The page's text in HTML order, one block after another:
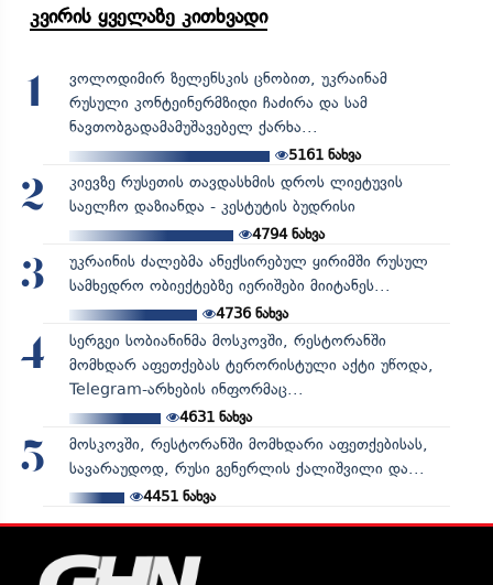
კვირის ყველაზე კითხვადი
1
ვოლოდიმირ ზელენსკის ცნობით, უკრაინამ
რუსული კონტეინერმზიდი ჩაძირა და სამ
ნავთობგადამამუშავებელ ქარხა...
5161 ნახვა
2
კიევზე რუსეთის თავდასხმის დროს ლიეტუვის
საელჩო დაზიანდა - კესტუტის ბუდრისი
4794ნახვა
3
უკრაინის ძალებმა ანექსირებულ ყირიმში რუსულ
სამხედრო ობიექტებზე იერიშები მიიტანეს...
4736ნახვა
4
სერგეი სობიანინმა მოსკოვში, რესტორანში
მომხდარ აფეთქებას ტერორისტული აქტი უწოდა,
Telegram-არხების ინფორმაც...
4631ნახვა
5
მოსკოვში, რესტორანში მომხდარი აფეთქებისას,
სავარაუდოდ, რუსი გენერლის ქალიშვილი და...
4451ნახვა